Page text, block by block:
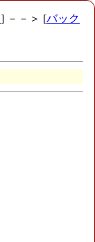
] －－＞ [バック